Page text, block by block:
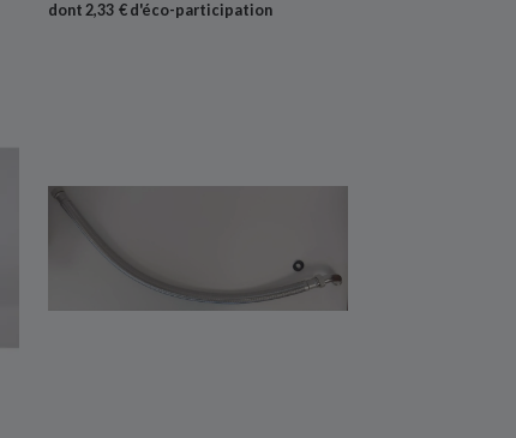
dont 2,33 € d'éco-participation